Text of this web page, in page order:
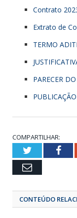
Contrato
Extrato de
TERMO
PARECER
COMPARTILHAR:
Email
CONTEÚDO